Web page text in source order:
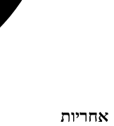
אחריות